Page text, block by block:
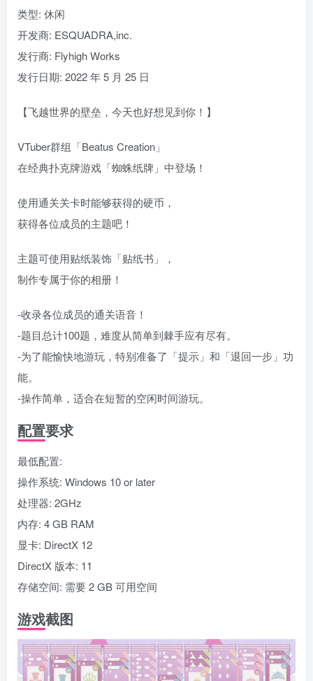
类型: 休闲
开发商: ESQUADRA,inc.
发行商: Flyhigh Works
发行日期: 2022 年 5 月 25 日
【飞越世界的壁垒，今天也好想见到你！】
VTuber群组「Beatus Creation」
在经典扑克牌游戏「蜘蛛纸牌」中登场！
使用通关关卡时能够获得的硬币，
获得各位成员的主题吧！
主题可使用贴纸装饰「贴纸书」，
制作专属于你的相册！
-收录各位成员的通关语音！
-题目总计100题，难度从简单到棘手应有尽有。
-为了能愉快地游玩，特别准备了「提示」和「退回一步」功
能。
-操作简单，适合在短暂的空闲时间游玩。
配置要求
最低配置:
操作系统: Windows 10 or later
处理器: 2GHz
内存: 4 GB RAM
显卡: DirectX 12
DirectX 版本: 11
存储空间: 需要 2 GB 可用空间
游戏截图